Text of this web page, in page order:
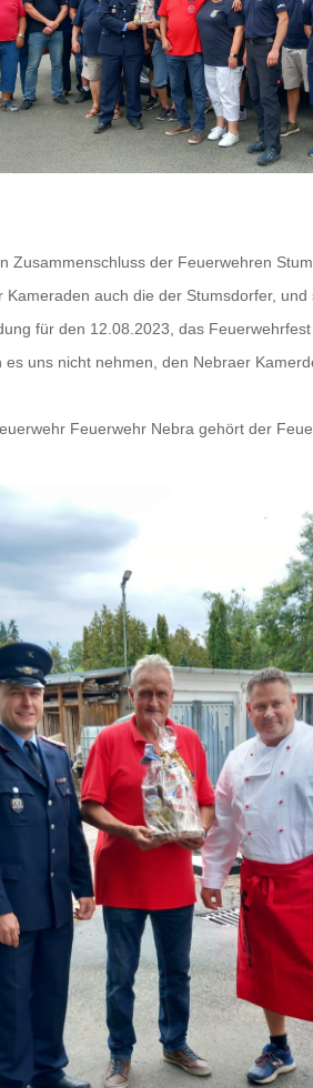
Zusammenschluss der Feuerwehren
Kameraden auch die der Stumsdorfer,
für den 12.08.2023, das
es uns nicht nehmen, den Nebraer
Feuerwehr Nebra gehört der